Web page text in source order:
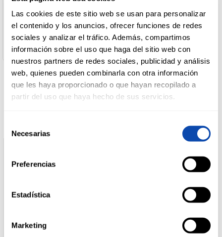
Las cookies de este sitio web se usan para personalizar
el contenido y los anuncios, ofrecer funciones de redes
sociales y analizar el tráfico. Además, compartimos
información sobre el uso que haga del sitio web con
nuestros partners de redes sociales, publicidad y análisis
web, quienes pueden combinarla con otra información
que les haya proporcionado o que hayan recopilado a
partir del uso que haya hecho de sus servicios.
Necesarias
Preferencias
Estadística
Marketing
DROGUERÍA
PERFUMERÍA
E HIGIENE
Nombre de Operador:
Desarrollo De Marcas
Dirección del Operador:
Site industriel Aux sentiers d'Etelfay 80500 Aux sentiers
d'Etelfay Faverolles Francia
Productos relacionados